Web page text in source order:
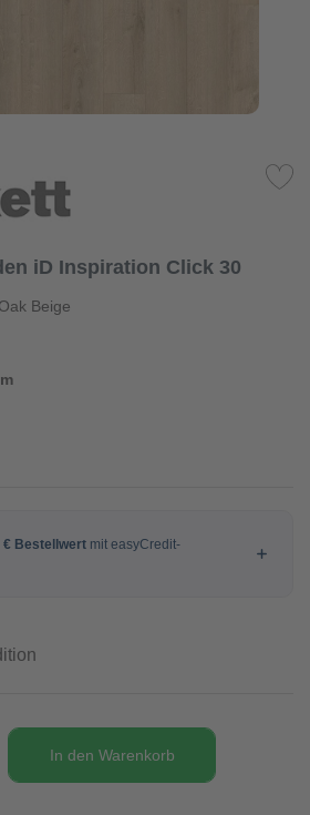
iD Inspiration Click 30
Beige
In den Warenkorb